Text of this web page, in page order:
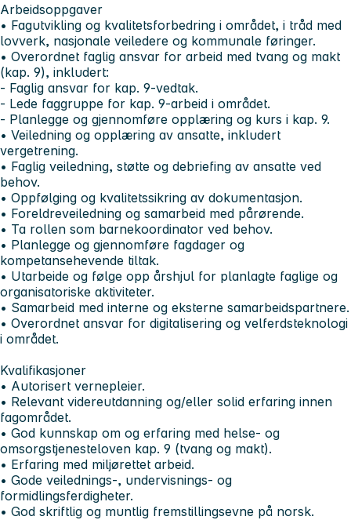
Arbeidsoppgaver
• Fagutvikling og kvalitetsforbedring i området, i tråd med
lovverk, nasjonale veiledere og kommunale føringer.
• Overordnet faglig ansvar for arbeid med tvang og makt
(kap. 9), inkludert:
- Faglig ansvar for kap. 9-vedtak.
- Lede faggruppe for kap. 9-arbeid i området.
- Planlegge og gjennomføre opplæring og kurs i kap. 9.
• Veiledning og opplæring av ansatte, inkludert
vergetrening.
• Faglig veiledning, støtte og debriefing av ansatte ved
behov.
• Oppfølging og kvalitetssikring av dokumentasjon.
• Foreldreveiledning og samarbeid med pårørende.
• Ta rollen som barnekoordinator ved behov.
• Planlegge og gjennomføre fagdager og
kompetansehevende tiltak.
• Utarbeide og følge opp årshjul for planlagte faglige og
organisatoriske aktiviteter.
• Samarbeid med interne og eksterne samarbeidspartnere.
• Overordnet ansvar for digitalisering og velferdsteknologi
i området.
Kvalifikasjoner
• Autorisert vernepleier.
• Relevant videreutdanning og/eller solid erfaring innen
fagområdet.
• God kunnskap om og erfaring med helse- og
omsorgstjenesteloven kap. 9 (tvang og makt).
• Erfaring med miljørettet arbeid.
• Gode veilednings-, undervisnings- og
formidlingsferdigheter.
• God skriftlig og muntlig fremstillingsevne på norsk.